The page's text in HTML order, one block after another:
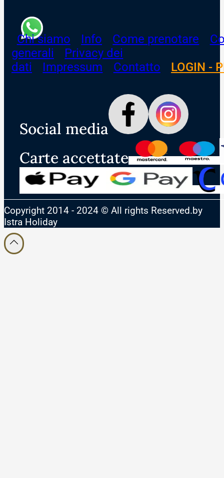
Chi siamo Info Come prenotare
generali
Privacy dei
dati
Impressum Contatto LOGIN -
Social media
Carte accettate
Copyright 2014 - 2024 © All rights Reserved.by
Istra Holiday